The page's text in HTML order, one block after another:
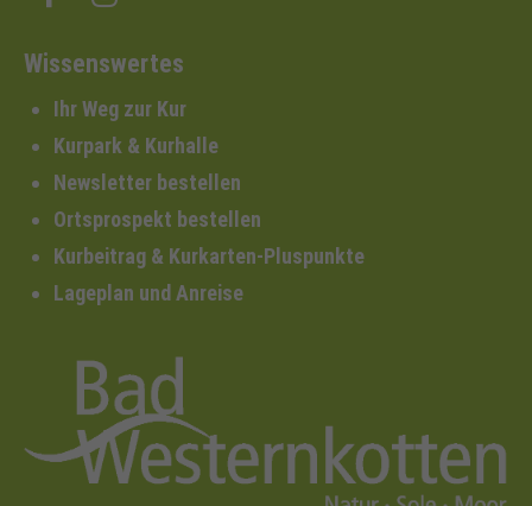
Wissenswertes
Ihr Weg zur Kur
Kurpark & Kurhalle
Newsletter bestellen
Ortsprospekt bestellen
Kurbeitrag & Kurkarten-Pluspunkte
Lageplan und Anreise